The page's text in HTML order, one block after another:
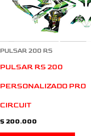
PULSAR 200 RS
PULSAR RS 200
PERSONALIZADO PRO
CIRCUIT
$ 200.000